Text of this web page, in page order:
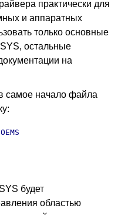
практически для
и аппаратных
только основные
остальные
на
самое начало файла
будет
областью